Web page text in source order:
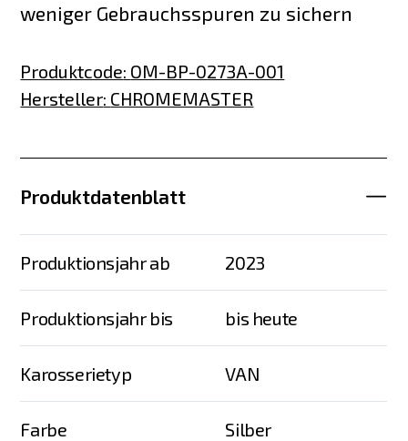
weniger Gebrauchsspuren zu sichern
Produktcode: OM-BP-0273A-001
Hersteller: CHROMEMASTER
Produktdatenblatt
Produktionsjahr ab 2023
Produktionsjahr bis bis heute
Karosserietyp VAN
Farbe Silber